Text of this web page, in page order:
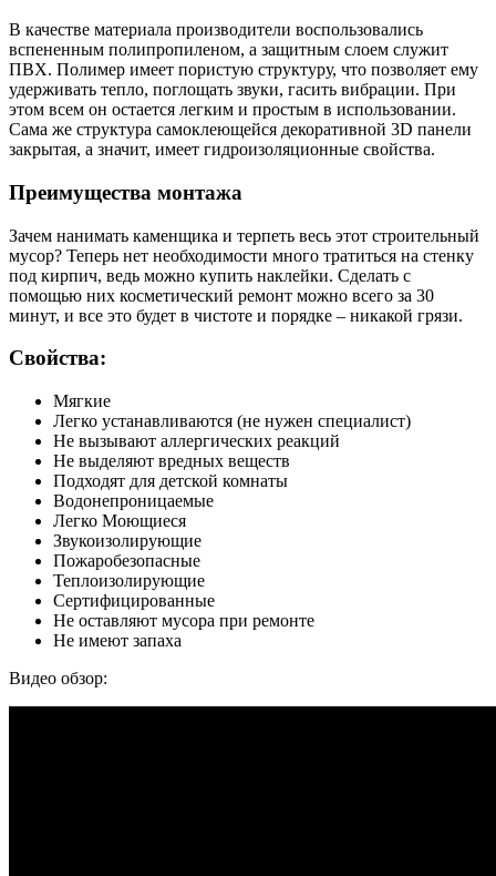
В качестве материала производители воспользовались
вспененным полипропиленом, а защитным слоем служит
ПВХ. Полимер имеет пористую структуру, что позволяет ему
удерживать тепло, поглощать звуки, гасить вибрации. При
этом всем он остается легким и простым в использовании.
Сама же структура самоклеющейся декоративной 3D панели
закрытая, а значит, имеет гидроизоляционные свойства.
Преимущества монтажа
Зачем нанимать каменщика и терпеть весь этот строительный
мусор? Теперь нет необходимости много тратиться на стенку
под кирпич, ведь можно купить наклейки. Сделать с
помощью них косметический ремонт можно всего за 30
минут, и все это будет в чистоте и порядке – никакой грязи.
Свойства:
Мягкие
Легко устанавливаются (не нужен специалист)
Не вызывают аллергических реакций
Не выделяют вредных веществ
Подходят для детской комнаты
Водонепроницаемые
Легко Моющиеся
Звукоизолирующие
Пожаробезопасные
Теплоизолирующие
Сертифицированные
Не оставляют мусора при ремонте
Не имеют запаха
Видео обзор: